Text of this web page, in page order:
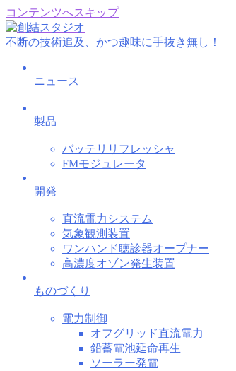
コンテンツへスキップ
不断の技術追及、かつ趣味に手抜き無し！
ニュース
製品
バッテリリフレッシャ
FMモジュレータ
開発
直流電力システム
気象観測装置
ワンハンド聴診器オープナー
高濃度オゾン発生装置
ものづくり
電力制御
オフグリッド直流電力
鉛蓄電池延命再生
ソーラー発電